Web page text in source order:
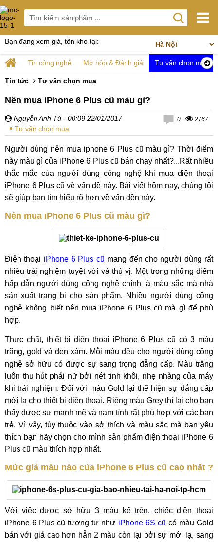
Bạn đang xem giá, tồn kho tại:
Tin công nghệ Mở hộp & Đánh giá Tư vấn chọn mua
Tin tức Tư vấn chọn mua
Nên mua iPhone 6 Plus cũ màu gì?
Nguyễn Anh Tú - 00:09 22/01/2017
Tư vấn chọn mua
0 2767
Người dùng nên mua iphone 6 Plus cũ màu gì? Thời điểm
này màu gì của iPhone 6 Plus cũ bán chạy nhất?...Rất nhiều
thắc mắc của người dùng công nghệ khi mua điện thoại
iPhone 6 Plus cũ về vấn đề này. Bài viết hôm nay, chúng tôi
sẽ giúp bạn tìm hiểu rõ hơn về vấn đền này.
Nên mua iPhone 6 Plus cũ màu gì?
Điện thoại iPhone 6 Plus cũ mang đến cho người dùng rất
nhiều trải nghiệm tuyệt vời và thú vị. Một trong những điểm
hấp dẫn người dùng công nghệ chính là màu sắc mà nhà
sản xuất trang bị cho sản phẩm. Nhiều người dùng công
nghệ không biết nên mua iPhone 6 Plus cũ mà gì để phù
hợp.
Thực chất, thiết bị điện thoại iPhone 6 Plus cũ có 3 màu
trắng, gold và đen xám. Mỗi màu đều cho người dùng công
nghệ sở hữu có được sự sang trọng đẳng cấp. Màu trắng
luôn thu hút phái nữ bởi nét tinh khôi, nhẹ nhàng của máy
khi trải nghiệm. Đối với màu Gold lại thể hiện sự đẳng cấp
mới lạ cho thiết bị điện thoại. Riêng màu Grey thì lại cho bạn
thấy được sự mạnh mẽ và nam tính rất phù hợp với các bạn
trẻ. Vì vậy, tùy thuộc vào sở thích và màu sắc mà bạn yêu
thích bạn hãy chọn cho mình sản phẩm điện thoại iPhone 6
Plus cũ màu thích hợp nhất.
Mức giá màu nào của iPhone 6 Plus cũ cao nhất ?
Với việc được sở hữu 3 màu kể trên, chiếc điện thoại
iPhone 6 Plus cũ tương tự như iPhone 6S cũ có màu Gold
bán với giá cao hơn hẳn 2 màu còn lại bởi sự mới lạ, sang